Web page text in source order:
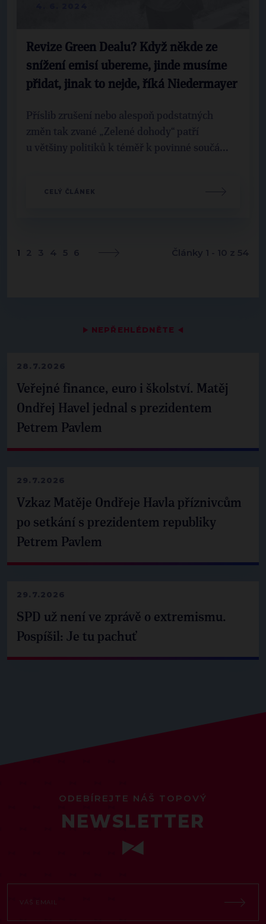
▶ NEPŘEHLÉDNĚTE ◀
28.7.2026
Veřejné finance, euro i školství. Matěj
Ondřej Havel jednal s prezidentem
Petrem Pavlem
29.7.2026
Vzkaz Matěje Ondřeje Havla příznivcům
po setkání s prezidentem republiky
Petrem Pavlem
29.7.2026
SPD už není ve zprávě o extremismu.
Pospíšil: Je tu pachuť
Revize Green Dealu? Když někde ze
snížení emisí ubereme, jinde musíme
přidat, jinak to nejde, říká Niedermayer
Příslib zrušení nebo alespoň podstatných
změn tak zvané „Zelené dohody“ patří
u většiny politiků k téměř k povinné součá...
CELÝ ČLÁNEK
1 2 3 4 5 6 Články 1 - 10 z 54
ODEBÍREJTE NÁŠ TOPOVÝ
NEWSLETTER